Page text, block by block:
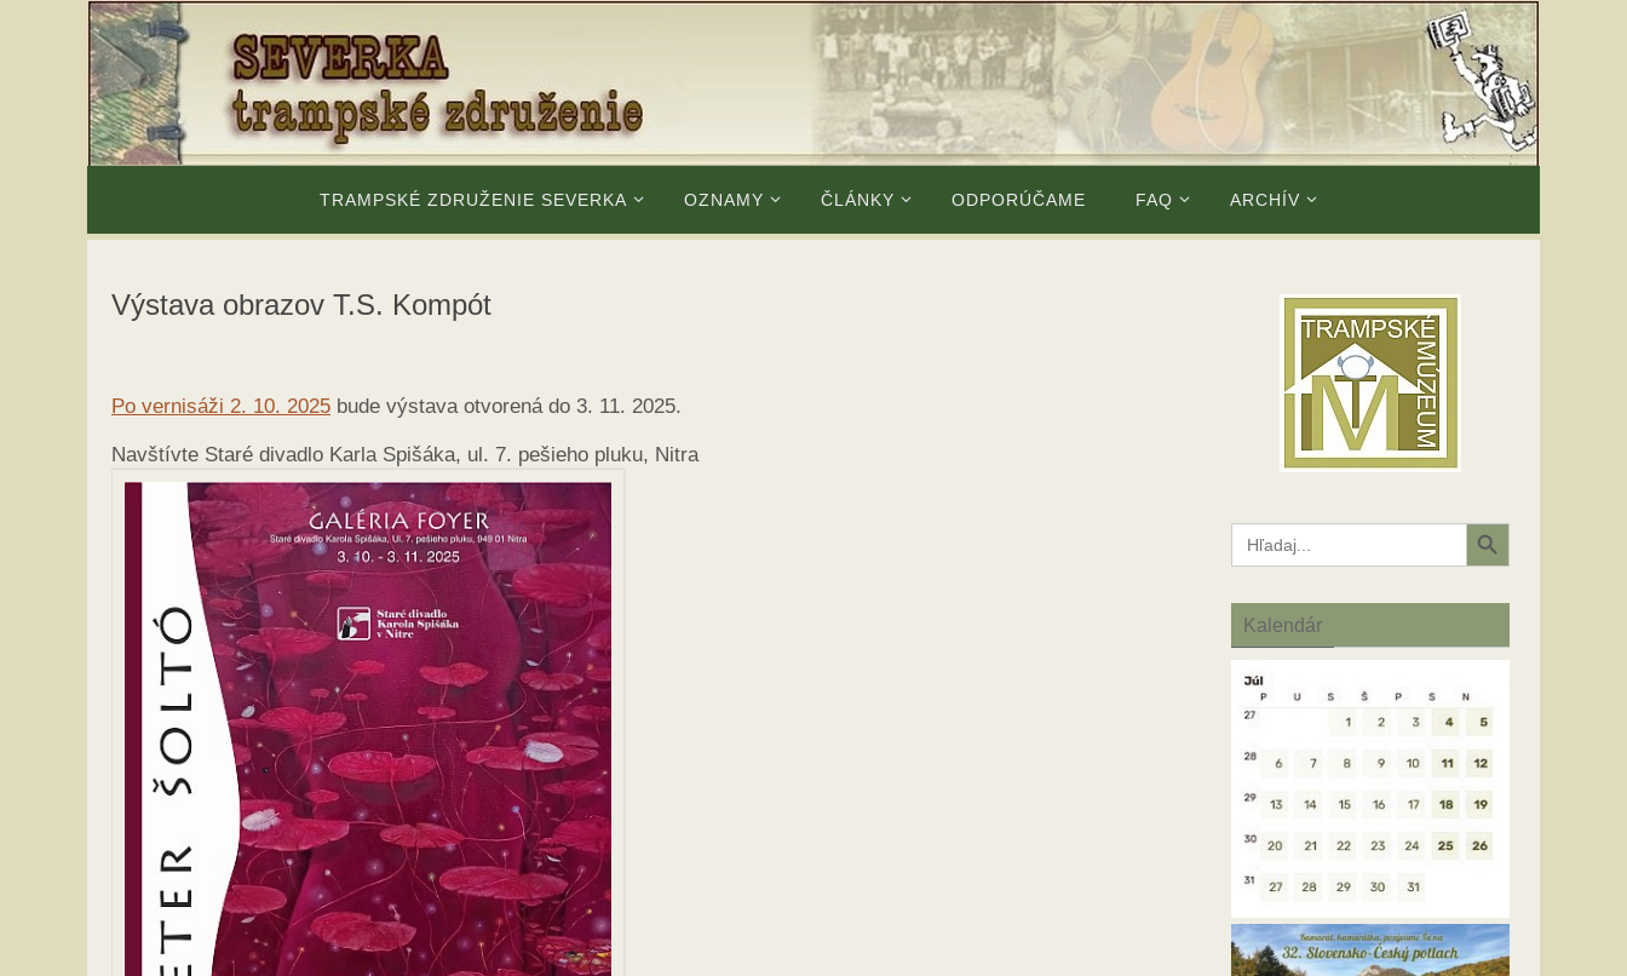
TRAMPSKÉ ZDRUŽENIE SEVERKA OZNAMY ČLÁNKY ODPORÚČAME FAQ ARCHÍV
Výstava obrazov T.S. Kompót
Po vernisáži 2. 10. 2025 bude výstava otvorená do 3. 11. 2025.
Navštívte Staré divadlo Karla Spišáka, ul. 7. pešieho pluku, Nitra
Search
for:
Search Button
Kalendár